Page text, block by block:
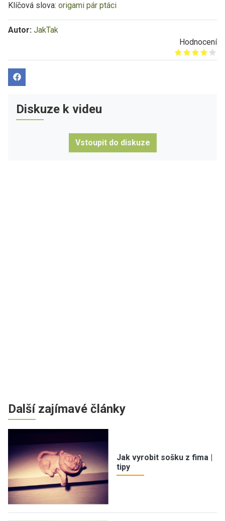
Klíčová slova: origami pár ptáci
Autor: JakTak
Hodnocení
Give it 1/5
Give it 2/5
Give it 3/5
Give it 4/5
Give it 5/5
Diskuze k videu
Vstoupit do diskuze
Další zajímavé články
Jak vyrobit sošku z fima |
tipy